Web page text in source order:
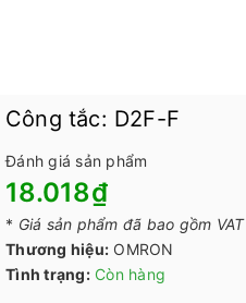
Công tắc: D2F-F
Đánh giá sản phẩm
18.018₫
* Giá sản phẩm đã bao gồm VAT
Thương hiệu: OMRON
Tình trạng: Còn hàng